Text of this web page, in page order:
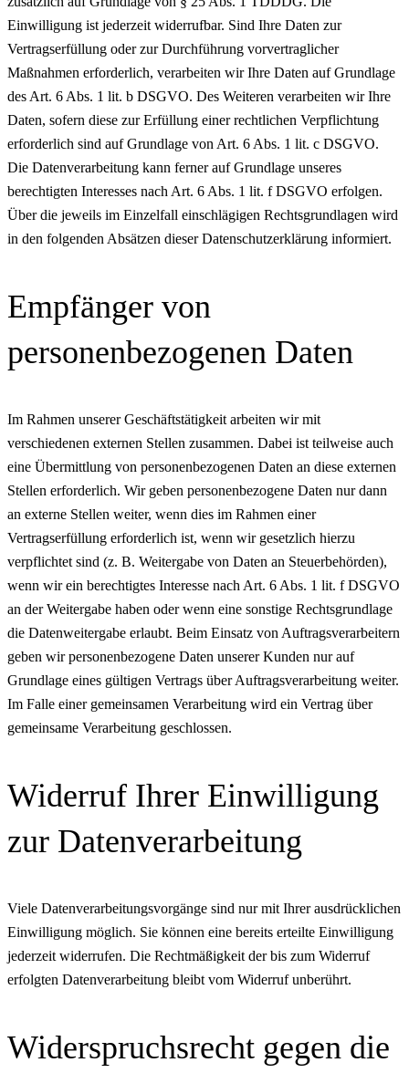
Einwilligung ist jederzeit widerrufbar. Sind Ihre Daten zur
Vertragserfüllung oder zur Durchführung vorvertraglicher
Maßnahmen erforderlich, verarbeiten wir Ihre Daten auf Grundlage
des Art. 6 Abs. 1 lit. b DSGVO. Des Weiteren verarbeiten wir Ihre
Daten, sofern diese zur Erfüllung einer rechtlichen Verpflichtung
erforderlich sind auf Grundlage von Art. 6 Abs. 1 lit. c DSGVO.
Die Datenverarbeitung kann ferner auf Grundlage unseres
berechtigten Interesses nach Art. 6 Abs. 1 lit. f DSGVO erfolgen.
Über die jeweils im Einzelfall einschlägigen Rechtsgrundlagen wird
in den folgenden Absätzen dieser Datenschutzerklärung informiert.
Empfänger von
personenbezogenen Daten
Im Rahmen unserer Geschäftstätigkeit arbeiten wir mit
verschiedenen externen Stellen zusammen. Dabei ist teilweise auch
eine Übermittlung von personenbezogenen Daten an diese externen
Stellen erforderlich. Wir geben personenbezogene Daten nur dann
an externe Stellen weiter, wenn dies im Rahmen einer
Vertragserfüllung erforderlich ist, wenn wir gesetzlich hierzu
verpflichtet sind (z. B. Weitergabe von Daten an Steuerbehörden),
wenn wir ein berechtigtes Interesse nach Art. 6 Abs. 1 lit. f DSGVO
an der Weitergabe haben oder wenn eine sonstige Rechtsgrundlage
die Datenweitergabe erlaubt. Beim Einsatz von Auftragsverarbeitern
geben wir personenbezogene Daten unserer Kunden nur auf
Grundlage eines gültigen Vertrags über Auftragsverarbeitung weiter.
Im Falle einer gemeinsamen Verarbeitung wird ein Vertrag über
gemeinsame Verarbeitung geschlossen.
Widerruf Ihrer Einwilligung
zur Datenverarbeitung
Viele Datenverarbeitungsvorgänge sind nur mit Ihrer ausdrücklichen
Einwilligung möglich. Sie können eine bereits erteilte Einwilligung
jederzeit widerrufen. Die Rechtmäßigkeit der bis zum Widerruf
erfolgten Datenverarbeitung bleibt vom Widerruf unberührt.
Widerspruchsrecht gegen die